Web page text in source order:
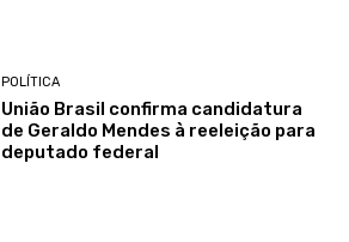
POLÍTICA
União Brasil confirma candidatura
de Geraldo Mendes à reeleição para
deputado federal